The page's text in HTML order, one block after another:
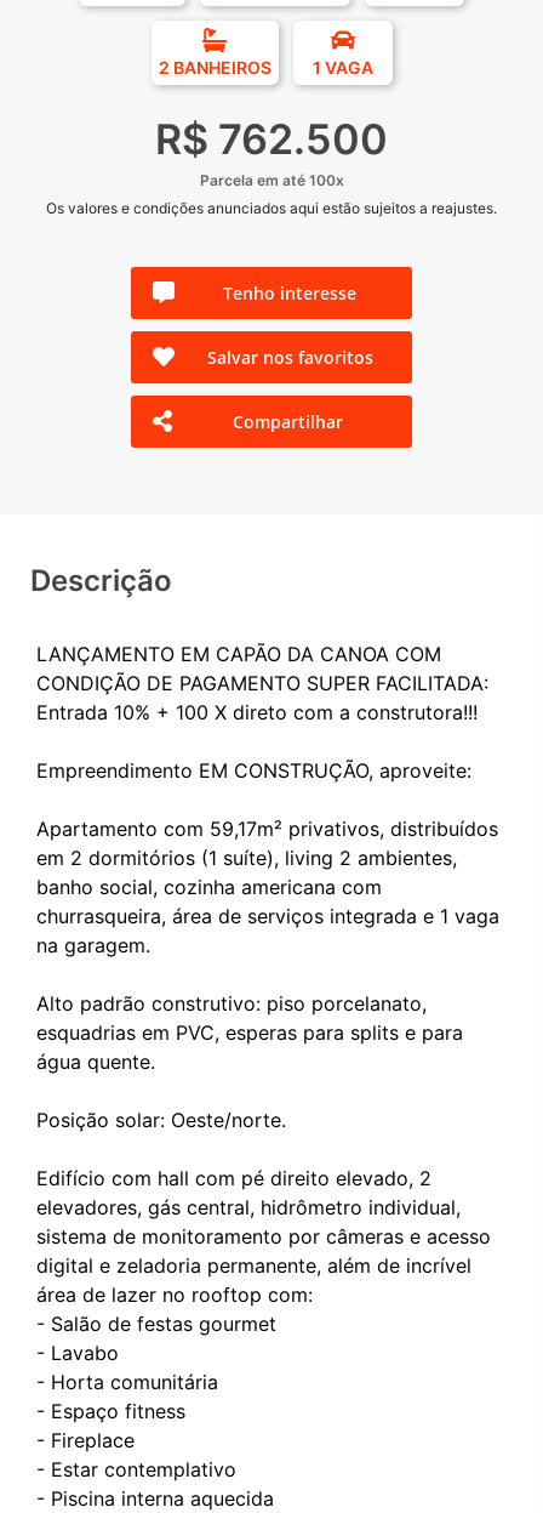
2 BANHEIROS 1 VAGA
R$ 762.500
Parcela em até 100x
Os valores e condições anunciados aqui estão sujeitos a reajustes.
Tenho interesse
Salvar nos favoritos
Compartilhar
Descrição
LANÇAMENTO EM CAPÃO DA CANOA COM
CONDIÇÃO DE PAGAMENTO SUPER FACILITADA:
Entrada 10% + 100 X direto com a construtora!!!
Empreendimento EM CONSTRUÇÃO, aproveite:
Apartamento com 59,17m² privativos, distribuídos
em 2 dormitórios (1 suíte), living 2 ambientes,
banho social, cozinha americana com
churrasqueira, área de serviços integrada e 1 vaga
na garagem.
Alto padrão construtivo: piso porcelanato,
esquadrias em PVC, esperas para splits e para
água quente.
Posição solar: Oeste/norte.
Edifício com hall com pé direito elevado, 2
elevadores, gás central, hidrômetro individual,
sistema de monitoramento por câmeras e acesso
digital e zeladoria permanente, além de incrível
área de lazer no rooftop com:
- Salão de festas gourmet
- Lavabo
- Horta comunitária
- Espaço fitness
- Fireplace
- Estar contemplativo
- Piscina interna aquecida